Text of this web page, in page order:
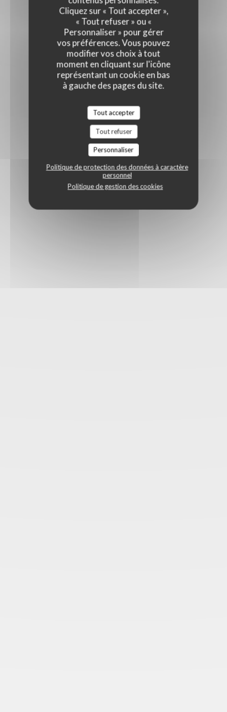
Cliquez sur « Tout accepter »,
« Tout refuser » ou «
Personnaliser » pour gérer
vos préférences. Vous pouvez
modifier vos choix à tout
moment en cliquant sur l'icône
représentant un cookie en bas
à gauche des pages du site.
Tout accepter
Tout refuser
Personnaliser
Politique de protection des données à caractère
personnel
Politique de gestion des cookies